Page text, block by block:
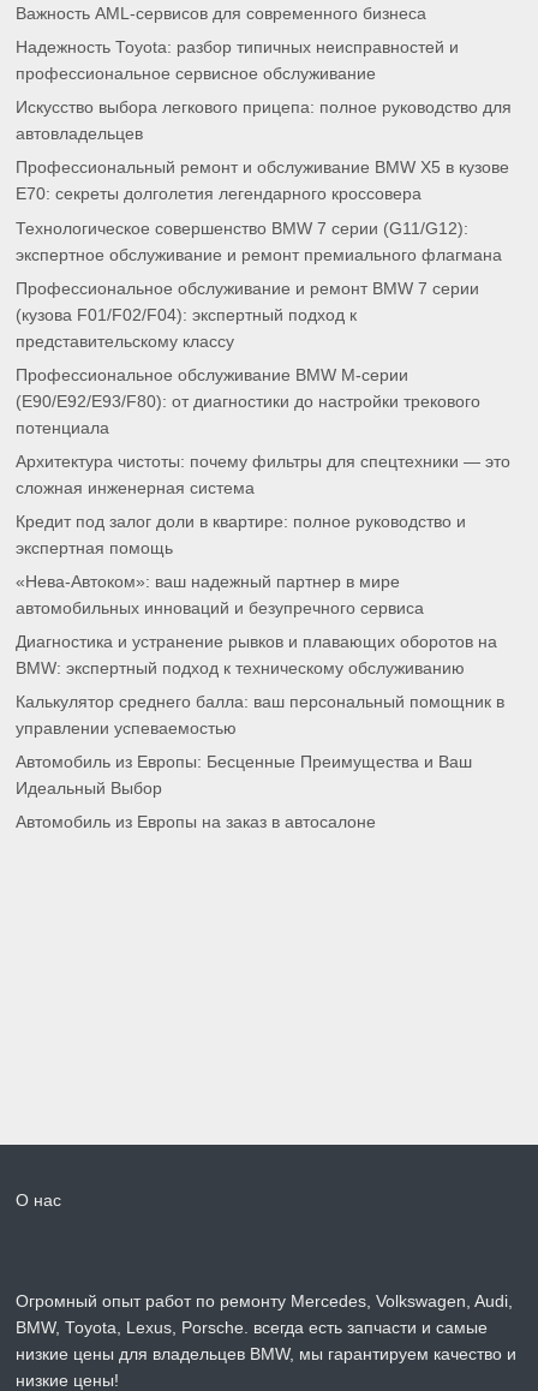
Важность AML-сервисов для современного бизнеса
Надежность Toyota: разбор типичных неисправностей и
профессиональное сервисное обслуживание
Искусство выбора легкового прицепа: полное руководство для
автовладельцев
Профессиональный ремонт и обслуживание BMW X5 в кузове
E70: секреты долголетия легендарного кроссовера
Технологическое совершенство BMW 7 серии (G11/G12):
экспертное обслуживание и ремонт премиального флагмана
Профессиональное обслуживание и ремонт BMW 7 серии
(кузова F01/F02/F04): экспертный подход к
представительскому классу
Профессиональное обслуживание BMW M-серии
(E90/E92/E93/F80): от диагностики до настройки трекового
потенциала
Архитектура чистоты: почему фильтры для спецтехники — это
сложная инженерная система
Кредит под залог доли в квартире: полное руководство и
экспертная помощь
«Нева-Автоком»: ваш надежный партнер в мире
автомобильных инноваций и безупречного сервиса
Диагностика и устранение рывков и плавающих оборотов на
BMW: экспертный подход к техническому обслуживанию
Калькулятор среднего балла: ваш персональный помощник в
управлении успеваемостью
Автомобиль из Европы: Бесценные Преимущества и Ваш
Идеальный Выбор
Автомобиль из Европы на заказ в автосалоне
О нас
Огромный опыт работ по ремонту Mercedes, Volkswagen, Audi,
BMW, Toyota, Lexus, Porsche. всегда есть запчасти и самые
низкие цены для владельцев BMW, мы гарантируем качество и
низкие цены!